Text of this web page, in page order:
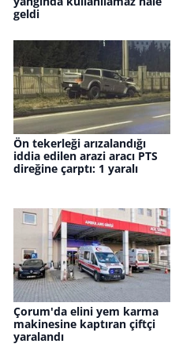
geldi
Ön tekerleği arızalandığı
iddia edilen arazi aracı PTS
direğine çarptı: 1 yaralı
Çorum'da elini yem karma
makinesine kaptıran çiftçi
yaralandı